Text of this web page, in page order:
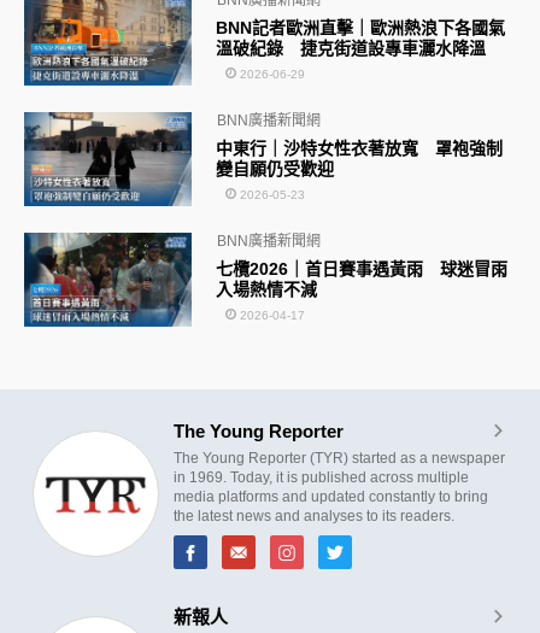
BNN記者歐洲直擊｜歐洲熱浪下各國氣
溫破紀錄 捷克街道設專車灑水降溫
2026-06-29
中東行｜沙特女性衣著放寬 罩袍強制
變自願仍受歡迎
BNN廣播新聞網
2026-05-23
七欖2026｜首日賽事遇黃雨 球迷冒雨
入場熱情不減
BNN廣播新聞網
2026-04-17
The Young Reporter
The Young Reporter (TYR) started as a newspaper
in 1969. Today, it is published across multiple
media platforms and updated constantly to bring
the latest news and analyses to its readers.
新報人